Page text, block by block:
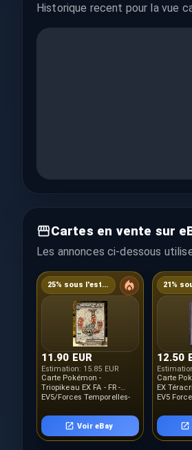
Historique recent pour la vue
Cartes en vente sur
Les annonces ci-dessous
25% sous l'estimation
11.90 EUR
Estimation: 15.85 EUR
Carte Pokémon -
Triopikeau EX FA - FR -
EV5/Forces Temporelles-
Voir eBay
12.50
Carte
EX
EV5